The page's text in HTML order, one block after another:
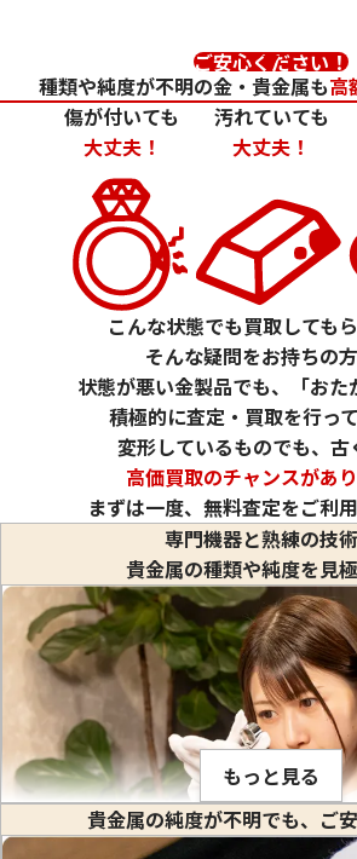
24金 (K24) カレンダー 新星工業 亥
参考買取価格
24金 (K24) カレンダー 新星工業 辰丑
1.1g
参考買取価格
ご安心ください！
種類や純度が不明の金・貴金属も高
傷が付いても
大丈夫！
汚れていても
大丈夫！
こんな状態でも買取しても
そんな疑問をお持ちの方
状態が悪い金製品でも、「おた
積極的に査定・買取を行って
変形しているものでも、古
高価買取のチャンスがあ
まずは一度、無料査定をご利
専門機器と熟練の技
貴金属の種類や純度を見
もっと見る
貴金属の純度が不明でも、ご